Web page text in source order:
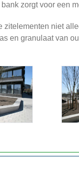
zorgt voor een
zitelementen niet
en granulaat van